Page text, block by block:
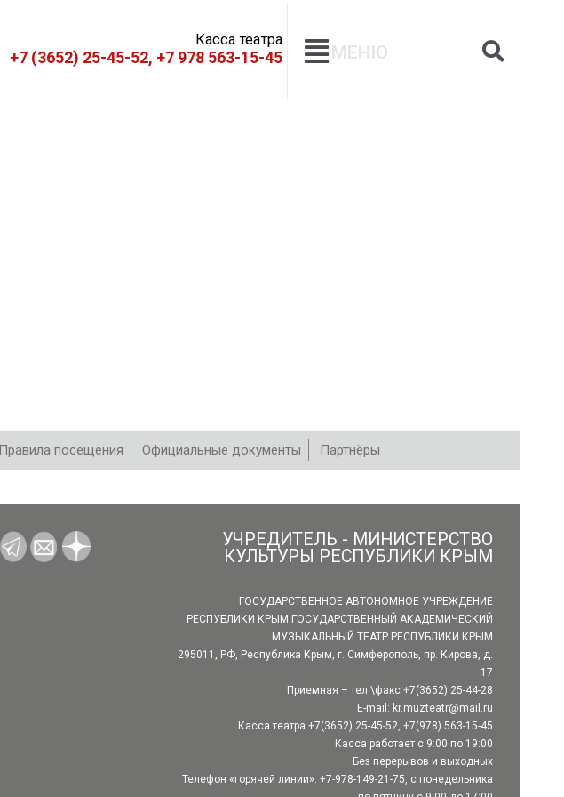
Касса театра
+7 (3652) 25-45-52, +7 978 563-15-45 МЕНЮ
Правила посещения Официальные документы Партнёры
УЧРЕДИТЕЛЬ - МИНИСТЕРСТВО
КУЛЬТУРЫ РЕСПУБЛИКИ КРЫМ
ГОСУДАРСТВЕННОЕ АВТОНОМНОЕ УЧРЕЖДЕНИЕ
РЕСПУБЛИКИ КРЫМ ГОСУДАРСТВЕННЫЙ АКАДЕМИЧЕСКИЙ
МУЗЫКАЛЬНЫЙ ТЕАТР РЕСПУБЛИКИ КРЫМ
295011, РФ, Республика Крым, г. Симферополь, пр. Кирова, д.
17
Приемная – тел.\факс +7(3652) 25-44-28
E-mail: kr.muzteatr@mail.ru
Касса театра +7(3652) 25-45-52, +7(978) 563-15-45
Касса работает с 9:00 по 19:00
Без перерывов и выходных
Телефон «горячей линии»: +7-978-149-21-75, с понедельника